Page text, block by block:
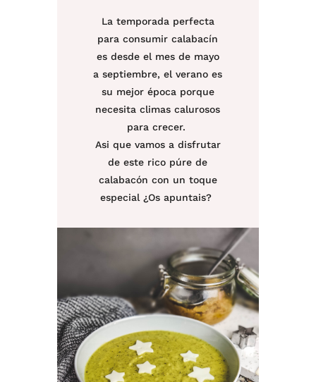
La temporada perfecta
para consumir calabacín
es desde el mes de mayo
a septiembre, el verano es
su mejor época porque
necesita climas calurosos
para crecer. ⁠
Asi que vamos a disfrutar
de este rico púre de
calabacón con un toque
especial ¿Os apuntais?